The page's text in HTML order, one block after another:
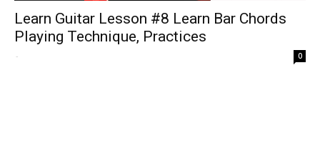
Learn Guitar Lesson #8 Learn Bar Chords
Playing Technique, Practices
- 0